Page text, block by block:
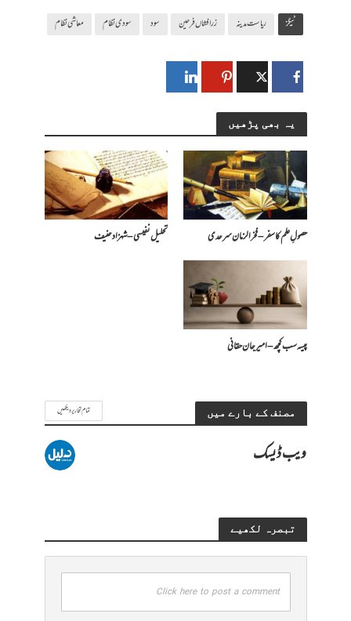
ٹیگز ریاست مدینہ زرافشاں فرحین سود سودی نظام معاشی نظام
یہ بھی پڑھیں
حصولِ علم کا سفر – فخرالزمان سرحدی تحلیل نفیسی – شہزاد حنیف
پیسہ سب کچھ – امیرجان حقانی
مصنف کے بارے میں تمام تحاریر دیکھیں
ویب ڈیسک
تبصرہ لکھیے
Click here to post a comment